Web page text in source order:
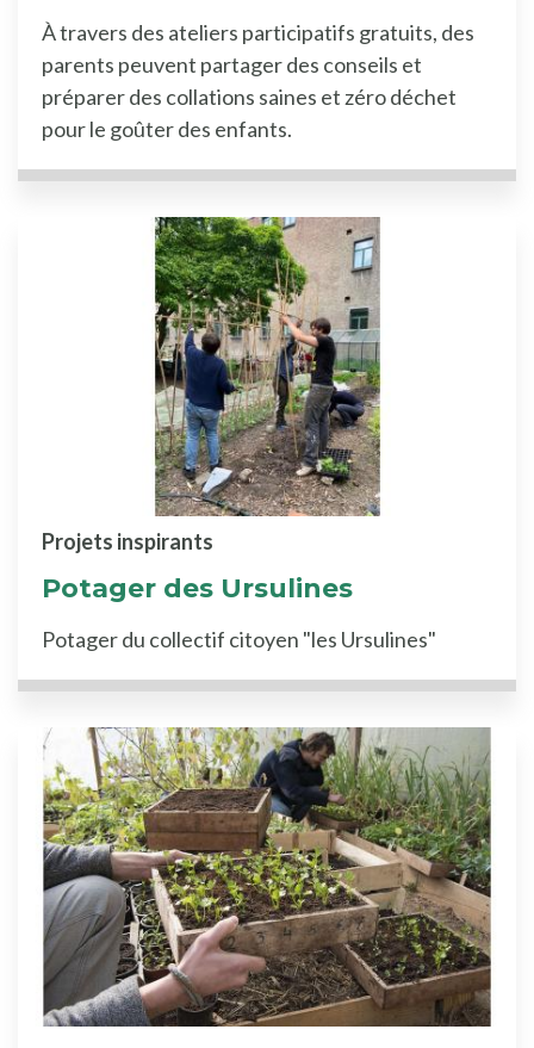
À travers des ateliers participatifs gratuits, des
parents peuvent partager des conseils et
préparer des collations saines et zéro déchet
pour le goûter des enfants.
Potager des Ursulines
Projets inspirants
Potager du collectif citoyen "les Ursulines"